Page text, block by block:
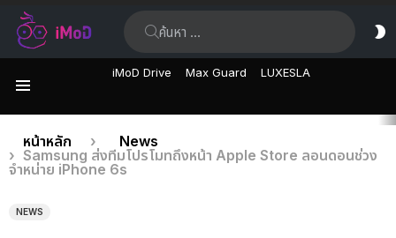
iMoD Drive Max Guard LUXESLA
เรื่อง
ล่าสุด
คุณอยู่ที่นี่:
หน้าหลัก
News
Samsung ส่งทีมโปรโมทถึงหน้า Apple Store ลอนดอนช่วง
จำหน่าย iPhone 6s
NEWS